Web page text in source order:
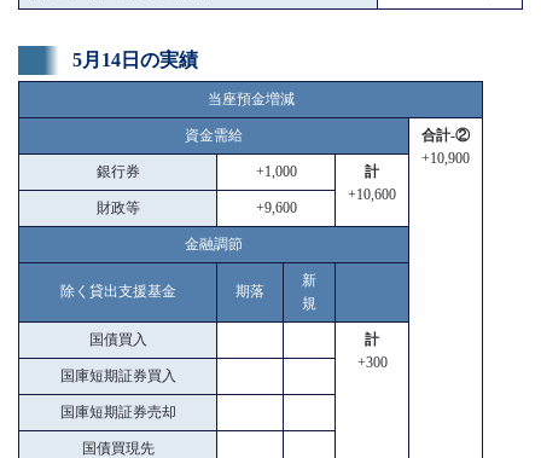
5月14日の実績
当座預金増減
資金需給
合計-②
+10,900
銀行券 +1,000
計
+10,600
財政等 +9,600
金融調節
除く貸出支援基金 期落
新
規
国債買入
計
+300
国庫短期証券買入
国庫短期証券売却
国債買現先